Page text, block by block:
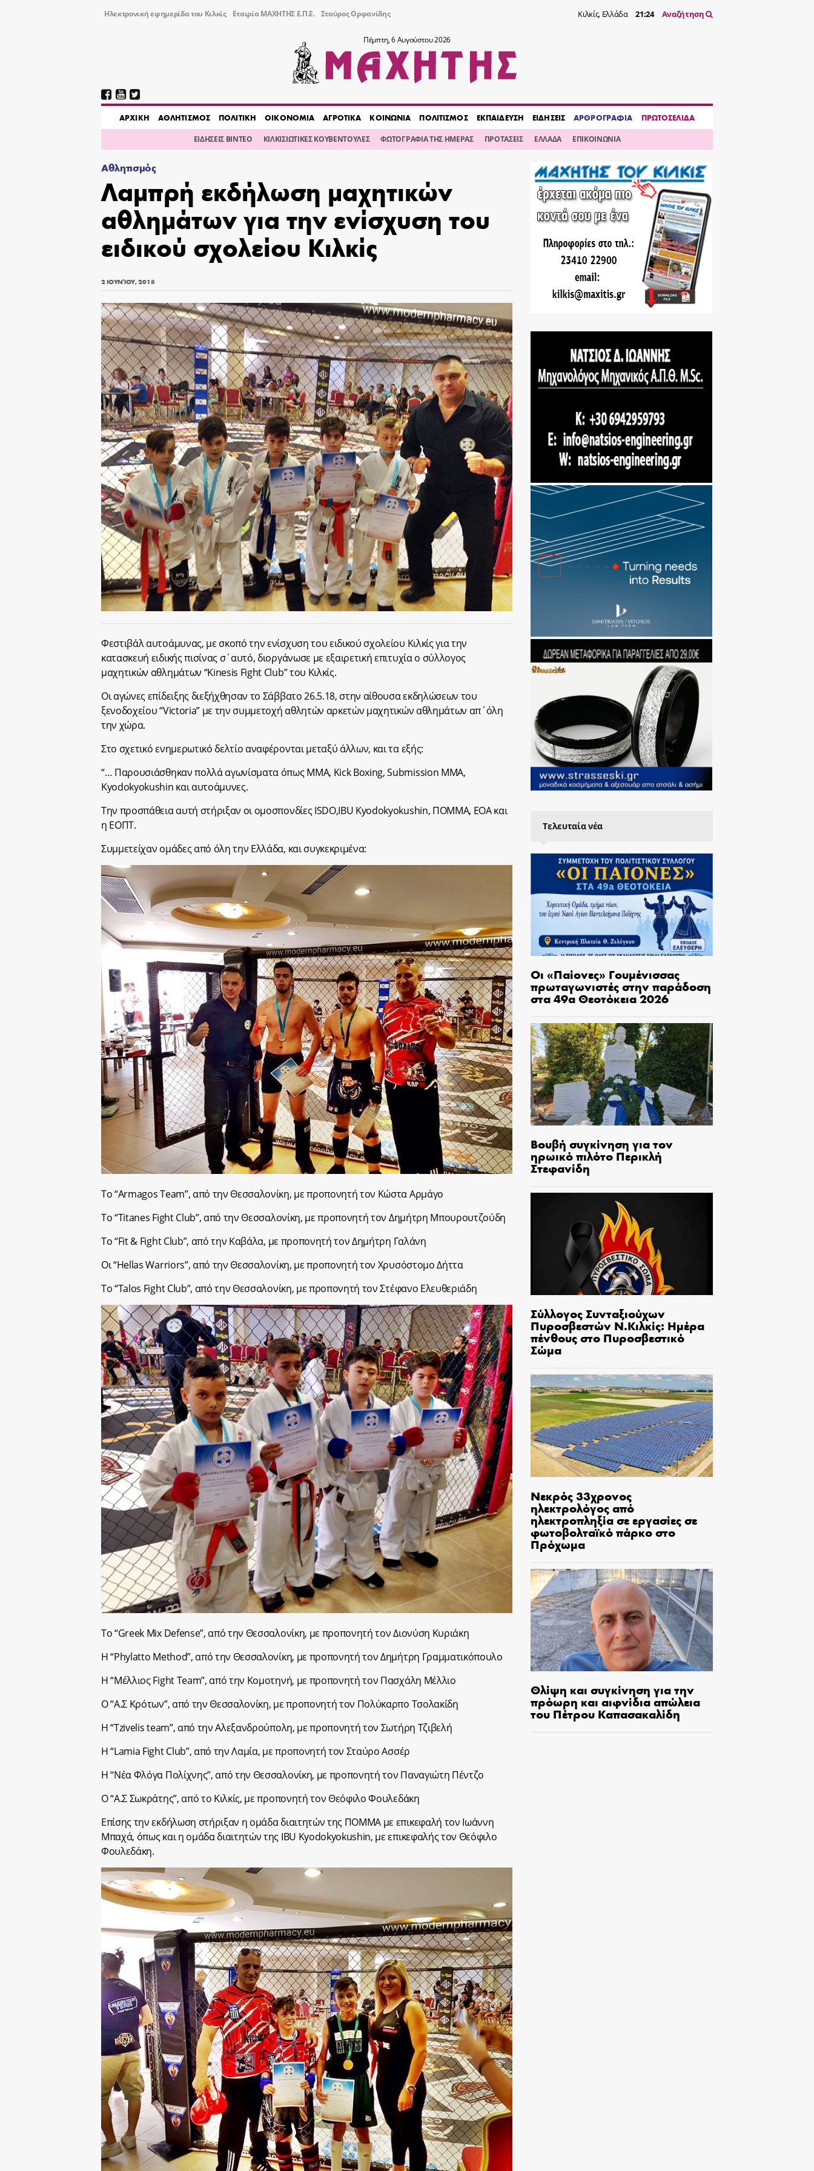
Ηλεκτρονική εφημερίδα του Κιλκίς Εταιρία ΜΑΧΗΤΗΣ Ε.Π.Ε. Σταύρος Ορφανίδης Κιλκίς, Ελλάδα 21:25 Αναζήτηση
Πέμπτη, 6 Αυγούστου 2026
AΡΧΙΚΗ ΑΘΛΗΤΙΣΜΟΣ ΠΟΛΙΤΙΚΗ ΟΙΚΟΝΟΜΙΑ ΑΓΡΟΤΙΚΑ ΚΟΙΝΩΝΙΑ ΠΟΛΙΤΙΣΜΟΣ ΕΚΠΑΙΔΕΥΣΗ ΕΙΔΗΣΕΙΣ ΑΡΘΡΟΓΡΑΦΙΑ ΠΡΩΤΟΣΕΛΙΔΑ
ΕΙΔΗΣΕΙΣ ΒΙΝΤΕΟ ΚΙΛΚΙΣΙΩΤΙΚΕΣ ΚΟΥΒΕΝΤΟΥΛΕΣ ΦΩΤΟΓΡΑΦΙΑ ΤΗΣ ΗΜΕΡΑΣ ΠΡΟΤΑΣΕΙΣ ΕΛΛΑΔΑ ΕΠΙΚΟΙΝΩΝΙΑ
Αθλητισμός
Λαμπρή εκδήλωση μαχητικών
αθλημάτων για την ενίσχυση του
ειδικού σχολείου Κιλκίς
2 ΙΟΥΝΊΟΥ, 2018
Φεστιβάλ αυτοάμυνας, με σκοπό την ενίσχυση του ειδικού σχολείου Κιλκίς για την
κατασκευή ειδικής πισίνας σ΄αυτό, διοργάνωσε με εξαιρετική επιτυχία ο σύλλογος
μαχητικών αθλημάτων “Kinesis Fight Club” του Κιλκίς.
Οι αγώνες επίδειξης διεξήχθησαν το Σάββατο 26.5.18, στην αίθουσα εκδηλώσεων του
ξενοδοχείου “Victoria” με την συμμετοχή αθλητών αρκετών μαχητικών αθλημάτων απ΄όλη
την χώρα.
Στο σχετικό ενημερωτικό δελτίο αναφέρονται μεταξύ άλλων, και τα εξής:
“… Παρουσιάσθηκαν πολλά αγωνίσματα όπως MMA, Kick Boxing, Submission MMA,
Kyodokyokushin και αυτοάμυνες.
Την προσπάθεια αυτή στήριξαν οι ομοσπονδίες ISDO,IBU Kyodokyokushin, ΠΟΜΜΑ, ΕΟΑ και
η ΕΟΠΤ.
Συμμετείχαν ομάδες από όλη την Ελλάδα, και συγκεκριμένα:
Το “Armagos Team”, από την Θεσσαλονίκη, με προπονητή τον Κώστα Αρμάγο
Το “Titanes Fight Club”, από την Θεσσαλονίκη, με προπονητή τον Δημήτρη Μπουρουτζούδη
Το “Fit & Fight Club”, από την Καβάλα, με προπονητή τον Δημήτρη Γαλάνη
Οι “Hellas Warriors”, από την Θεσσαλονίκη, με προπονητή τον Χρυσόστομο Δήττα
Το “Talos Fight Club”, από την Θεσσαλονίκη, με προπονητή τον Στέφανο Ελευθεριάδη
Το “Greek Mix Defense”, από την Θεσσαλονίκη, με προπονητή τον Διονύση Κυριάκη
Η “Phylatto Method”, από την Θεσσαλονίκη, με προπονητή τον Δημήτρη Γραμματικόπουλο
Η “Μέλλιος Fight Team”, από την Κομοτηνή, με προπονητή τον Πασχάλη Μέλλιο
Ο “Α.Σ Κρότων”, από την Θεσσαλονίκη, με προπονητή τον Πολύκαρπο Τσολακίδη
Η “Tzivelis team”, από την Αλεξανδρούπολη, με προπονητή τον Σωτήρη Τζιβελή
Η “Lamia Fight Club”, από την Λαμία, με προπονητή τον Σταύρο Ασσέρ
Η “Νέα Φλόγα Πολίχνης”, από την Θεσσαλονίκη, με προπονητή τον Παναγιώτη Πέντζο
Ο “Α.Σ Σωκράτης”, από το Κιλκίς, με προπονητή τον Θεόφιλο Φουλεδάκη
Επίσης την εκδήλωση στήριξαν η ομάδα διαιτητών της ΠΟΜΜΑ με επικεφαλή τον Ιωάννη
Μπαχά, όπως και η ομάδα διαιτητών της IBU Kyodokyokushin, με επικεφαλής τον Θεόφιλο
Φουλεδάκη.
Τελευταία νέα
Οι «Παίονες» Γουμένισσας
πρωταγωνιστές στην παράδοση
στα 49α Θεοτόκεια 2026
Βουβή συγκίνηση για τον
ηρωικό πιλότο Περικλή
Στεφανίδη
Σύλλογος Συνταξιούχων
Πυροσβεστών Ν.Κιλκίς: Ημέρα
πένθους στο Πυροσβεστικό
Σώμα
Νεκρός 33χρονος
ηλεκτρολόγος από
ηλεκτροπληξία σε εργασίες σε
φωτοβολταϊκό πάρκο στο
Πρόχωμα
Θλίψη και συγκίνηση για την
πρόωρη και αιφνίδια απώλεια
του Πέτρου Καπασακαλίδη